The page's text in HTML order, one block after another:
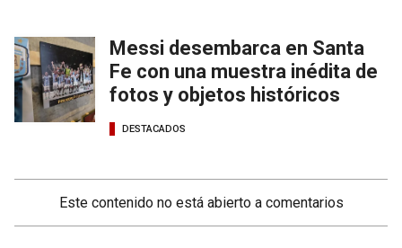
Messi desembarca en Santa
Fe con una muestra inédita de
fotos y objetos históricos
DESTACADOS
Este contenido no está abierto a comentarios